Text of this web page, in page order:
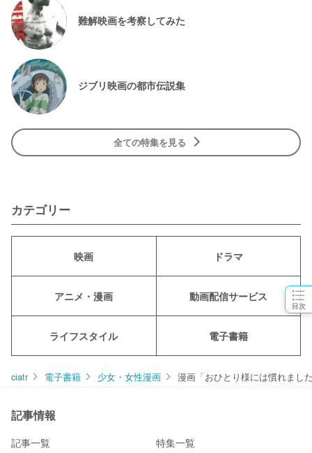
目次
難解映画を考察してみた
ジブリ映画の都市伝説集
全ての特集を見る
カテゴリー
映画 ドラマ
アニメ・漫画 動画配信サービス
ライフスタイル 電子書籍
ciatr 電子書籍 少女・女性漫画 漫画「おひとり様には慣れまし
記事情報
記事一覧 特集一覧